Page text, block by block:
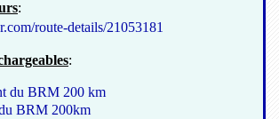
:
route-details/21053181
:
du BRM 200 km
BRM 200km